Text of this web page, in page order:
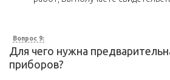
Вопрос 9:
Для чего нужна
приборов?